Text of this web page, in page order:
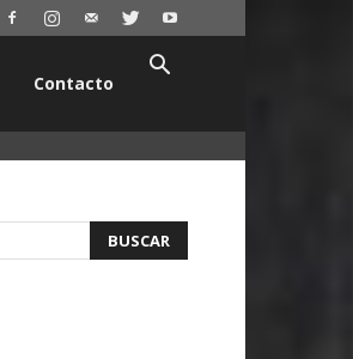
Contacto